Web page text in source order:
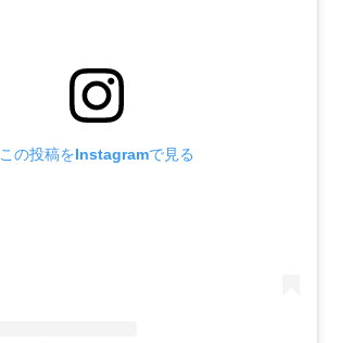
この投稿をInstagramで見る